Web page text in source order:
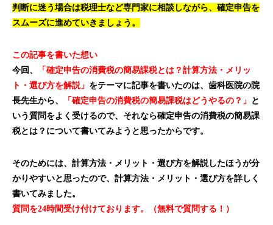
判断に迷う場合は税理士など専門家に相談しながら、確定申告を
スムーズに進めていきましょう。
この記事を書いた想い
今回、
「確定申告の消費税の簡易課税とは？計算方法・メリッ
ト・選び方を解説」 をテーマに記事を書いたのは、歯科医院の院
長先生から、
「確定申告の消費税の簡易課税はどうやるの？」 と
いう質問をよく受けるので、それなら確定申告の消費税の簡易課
税とは？について書いてみようと思ったからです。
そのためには、計算方法・メリット・選び方を解説したほうが分
かりやすいと思ったので、計算方法・メリット・選び方を詳しく
書いてみました。
質問を24時間受け付けております。（無料で質問する！）